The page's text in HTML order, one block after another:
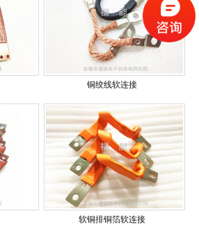
铜绞线软连接
软铜排铜箔软连接